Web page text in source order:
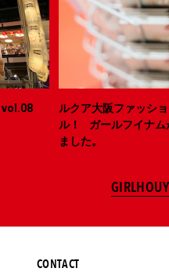
vol.08
ルクア大阪ファッシ
ル！ ガールフイナム
ました。
CONTACT